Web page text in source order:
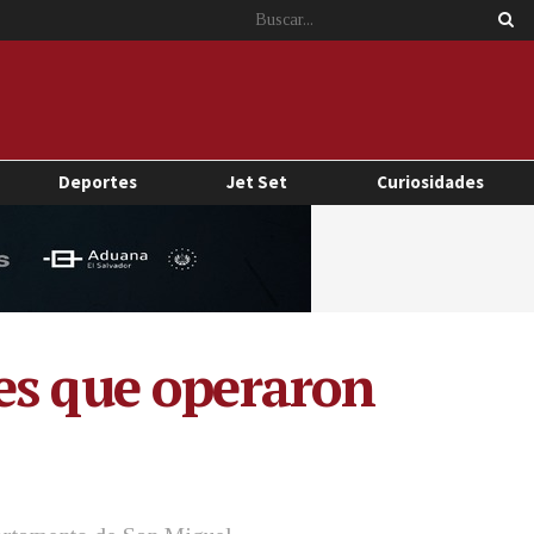
Deportes Jet Set Curiosidades
que operaron